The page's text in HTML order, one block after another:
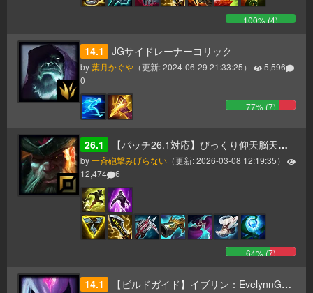
100% (4)
14.1 JGサイドレーナーヨリック
by葉月かぐや （更新:2024-06-29 21:33:25）
5,596
0
77% (7)
26.1 【パッチ26.1対応】びっくり仰天脳天大爆発ガングプランク
by一斉砲撃みげらない （更新:2026-03-08 12:19:35）
12,474
6
64% (7)
14.1 【ビルドガイド】イブリン：EvelynnGuide